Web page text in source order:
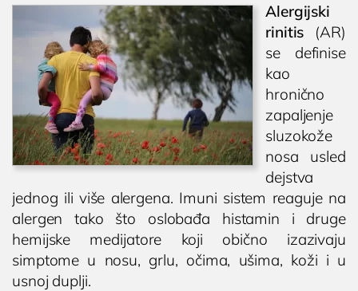
Alergijski
rinitis (AR)
se definise
kao
hronično
zapaljenje
sluzokože
nosa usled
dejstva
jednog ili više alergena. Imuni sistem reaguje na
alergen tako što oslobađa histamin i druge
hemijske medijatore koji obično izazivaju
simptome u nosu, grlu, očima, ušima, koži i u
usnoj duplji.